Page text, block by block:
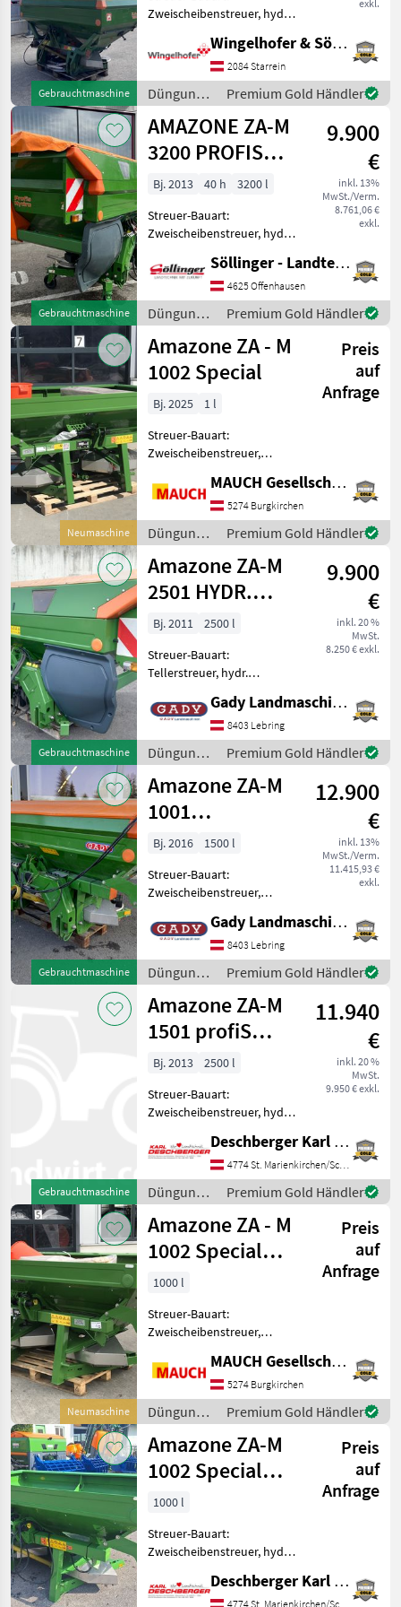
Gebrauchtmaschine
exkl.
Zweischeibenstreuer, hydr.
Grenzstreueinrichtung,
Streumengenverstellung -
Eigengewicht 289kg -
Maximale Zuladung 2500kg
- Behälteraufsatz
Wingelhofer & Söhne GmbH
2084 Starrein
Düngung
und
Beregnung
/ Amazone
Premium Gold Händler
Gebrauchtmaschine
AMAZONE ZA-M
3200 PROFIS
HYDRO
9.900
€
inkl. 13%
MwSt./Verm.
8.761,06 €
exkl.
Bj. 2013 40 h
3200 l
Streuer-Bauart:
Zweischeibenstreuer, hydr.
Grenzstreueinrichtung,
Streumengenverstellung -
Rollvorrichtung - Amatron
3 - GPS Switch -
Beleuchtung - Gel
Söllinger - Landtechnik GmbH
4625 Offenhausen
Düngung
und
Beregnung
/ Amazone
Premium Gold Händler
Neumaschine
Amazone ZA - M
1002 Special
Preis
auf
Anfrage
Bj. 2025
1 l
Streuer-Bauart:
Zweischeibenstreuer,
Ausstattung: - 323 kg
Eigengewicht - OM -
Streuscheiben 10 - 16 -
Gelenkwelle -
Grenzstreusystem Limi
MAUCH Gesellschaft m.b.H. & Co.KG
5274 Burgkirchen
Düngung
und
Beregnung
/ Amazone
Premium Gold Händler
Gebrauchtmaschine
Amazone ZA-M
2501 HYDR.
PROFIS
9.900
€
inkl. 20 %
MwSt.
8.250 € exkl.
Bj. 2011
2500 l
Streuer-Bauart:
Tellerstreuer, hydr.
Grenzstreueinrichtung,
Streumengenverstellung
Auf Lager! !OHNE MONITOR!
Während unserer
Öffnungszeiten sind Sie j
Gady Landmaschinen GmbH
8403 Lebring
Düngung
und
Beregnung
/ Amazone
Premium Gold Händler
Gebrauchtmaschine
Amazone ZA-M
1001
DÜNGERSTREUER
12.900
€
inkl. 13%
MwSt./Verm.
11.415,93 €
exkl.
Bj. 2016
1500 l
Streuer-Bauart:
Zweischeibenstreuer,
Streumengenverstellung
Während unserer
Öffnungszeiten sind Sie
jederzeit herzlich dazu
eingeladen, unsere M
Gady Landmaschinen GmbH
8403 Lebring
Düngung
und
Beregnung
/ Amazone
Premium Gold Händler
Gebrauchtmaschine
Amazone ZA-M
1501 profiS
Hydro
11.940
€
inkl. 20 %
MwSt.
9.950 € exkl.
Bj. 2013
2500 l
Streuer-Bauart:
Zweischeibenstreuer, hydr.
Grenzstreueinrichtung
Amazone ZA-M 1501 profiS
Hydro Wiegestreuer (BJ:
2013) in AMABUS
Ausführung (ohne Terminal
Deschberger Karl Landtechnik GesmbH & Co KG
4774 St. Marienkirchen/Schärding
Düngung
und
Beregnung
/ Amazone
Premium Gold Händler
Neumaschine
Amazone ZA - M
1002 Special
Easy
Preis
auf
Anfrage
1000 l
Streuer-Bauart:
Zweischeibenstreuer,
Grenzstreueinrichtung,
Streumengenverstellung
Ausstattung: - Gelenkwelle
- OM - Streuscheiben 18-24 -
Konsole
MAUCH Gesellschaft m.b.H. & Co.KG
5274 Burgkirchen
Düngung
und
Beregnung
/ Amazone
Premium Gold Händler
Amazone ZA-M
1002 Special
Easy 2
Preis
auf
Anfrage
1000 l
Streuer-Bauart:
Zweischeibenstreuer, hydr.
Grenzstreueinrichtung
Deschberger Karl Landtechnik GesmbH & Co KG